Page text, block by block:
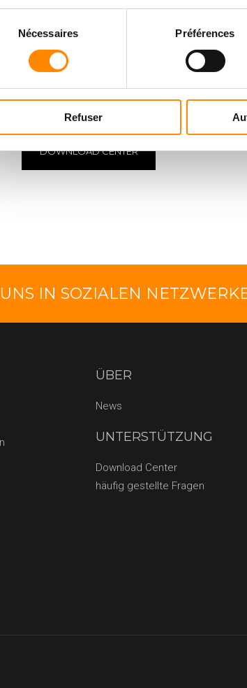
Nécessaires Préférences
Refuser
DOWNLOAD- CENTER
ansehen und herunterladen
DOWNLOAD CENTER
IN SOZIALEN
ÜBER
News
UNTERSTÜTZUNG
Download Center
häufig gestellte Fragen